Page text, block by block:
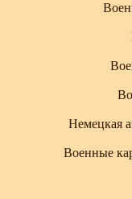
Немецкая
Военные